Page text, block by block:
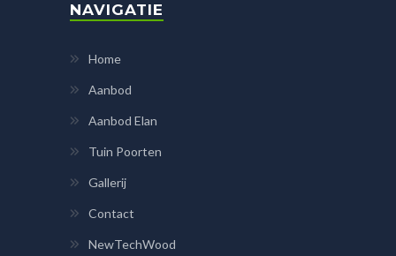
NAVIGATIE
Home
Aanbod
Aanbod Elan
Tuin Poorten
Gallerij
Contact
NewTechWood